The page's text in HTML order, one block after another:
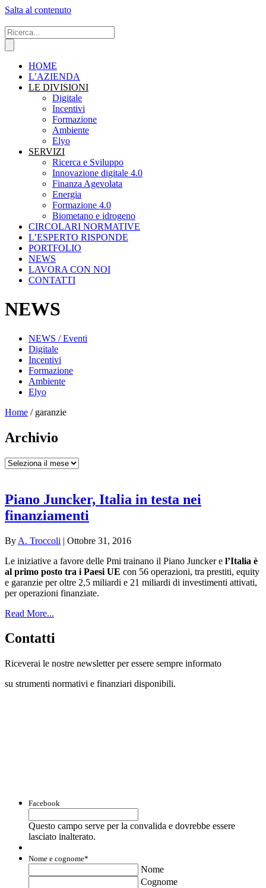
Salta al contenuto
HOME
L’AZIENDA
LE DIVISIONI
Digitale
Incentivi
Formazione
Ambiente
Elyo
SERVIZI
Ricerca e Sviluppo
Innovazione digitale 4.0
Finanza Agevolata
Energia
Formazione 4.0
Biometano e idrogeno
CIRCOLARI NORMATIVE
L’ESPERTO RISPONDE
PORTFOLIO
NEWS
LAVORA CON NOI
CONTATTI
NEWS
NEWS / Eventi
Digitale
Incentivi
Formazione
Ambiente
Elyo
Home / garanzie
Archivio
Archivio
Piano Juncker, Italia in testa nei
finanziamenti
By A. Troccoli | Ottobre 31, 2016
Le iniziative a favore delle Pmi trainano il Piano Juncker e l’Italia è
al primo posto tra i Paesi UE con 56 operazioni, tra prestiti, equity
e garanzie per oltre 2,5 miliardi e 21 miliardi di investimenti attivati,
per operazioni finanziate.
Read More...
Contatti
Riceverai le nostre newsletter per essere sempre informato
su strumenti normativi e finanziari disponibili.
Facebook
Questo campo serve per la convalida e dovrebbe essere
lasciato inalterato.
Nome e cognome*
Nome
Cognome